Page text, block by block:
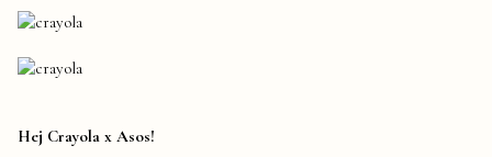
Hej Crayola x Asos!